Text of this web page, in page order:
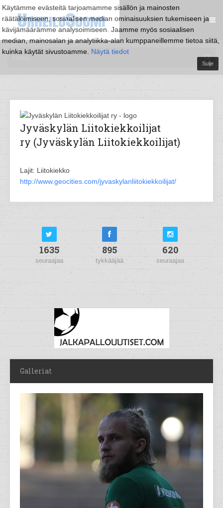
Käytämme evästeitä tarjoamamme sisällön ja mainosten
räätälöimiseen, sosiaalisen median ominaisuuksien tukemiseen ja
kävijämäärämme analysoimiseen. Jaamme myös sosiaalisen
median, mainosalan ja analytiikka-alan kumppaneillemme tietoa siitä,
kuinka käytät sivustoamme. Näytä tiedot
Sulje
Jyväskylän Liitokiekkoilijat
ry (Jyväskylän Liitokiekkoilijat)
Lajit: Liitokiekko
http://www.geocities.com/jyvaskylanliitokiekkoilijat/
1635
seuraajaa
895
tykkääjää
620
seuraajaa
Galleriat